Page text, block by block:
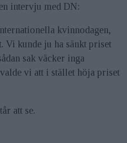
intervju med DN:
kvinnodagen,
Vi kunde ju ha sänkt priset
sak väcker inga
vi att i stället höja priset
att se.